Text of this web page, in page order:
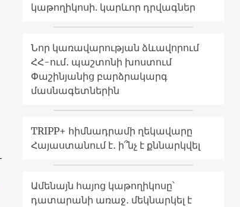
կաթողիկոսի. կարևոր դրվագներ
Նոր կառավարության ձևավորում
ՀՀ-ում․ պաշտոնի խոստում
Փաշինյանից բարձրակարգ
մասնագետներին
TRIPP+ հիմնադրամի ղեկավարը
Հայաստանում է․ ի՞նչ է քննարկվել
Ամենայն հայոց կաթողիկոսը՝
դատարանի առաջ․ մեկնարկել է